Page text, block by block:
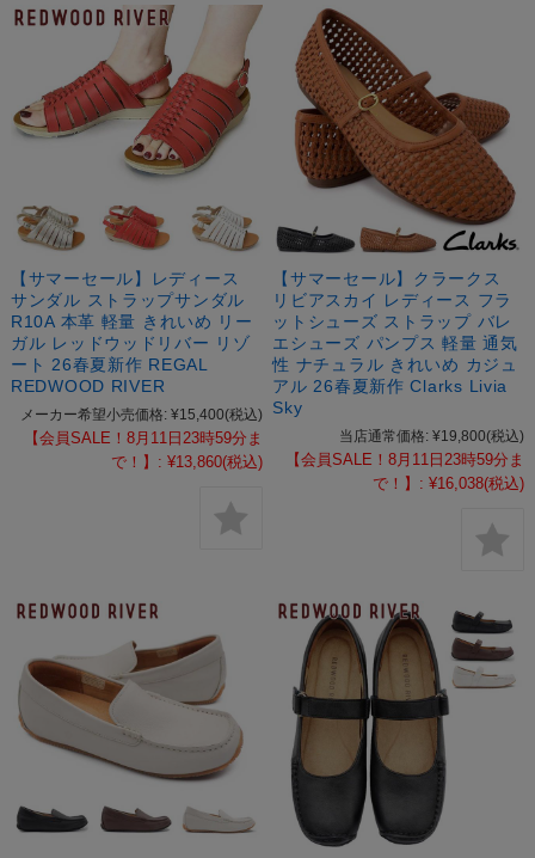
【サマーセール】レディース
サンダル ストラップサンダル
R10A 本革 軽量 きれいめ リー
ガル レッドウッドリバー リゾ
ート 26春夏新作 REGAL
REDWOOD RIVER
メーカー希望小売価格: ¥15,400(税込)
【会員SALE！8月11日23時59分ま
で！】: ¥13,860(税込)
【サマーセール】クラークス
リビアスカイ レディース フラ
ットシューズ ストラップ バレ
エシューズ パンプス 軽量 通気
性 ナチュラル きれいめ カジュ
アル 26春夏新作 Clarks Livia
Sky
当店通常価格: ¥19,800(税込)
【会員SALE！8月11日23時59分ま
で！】: ¥16,038(税込)